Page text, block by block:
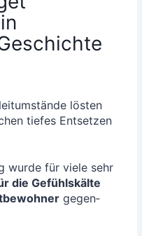
lös­ten
tie­fes Ent­set­zen
wur­de für vie­le sehr
die Gefühls­käl­te
gegen­